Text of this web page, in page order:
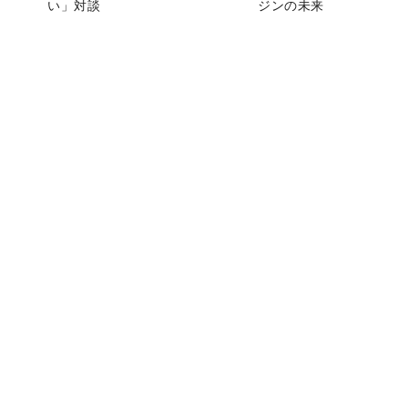
い」対談
ジンの未来